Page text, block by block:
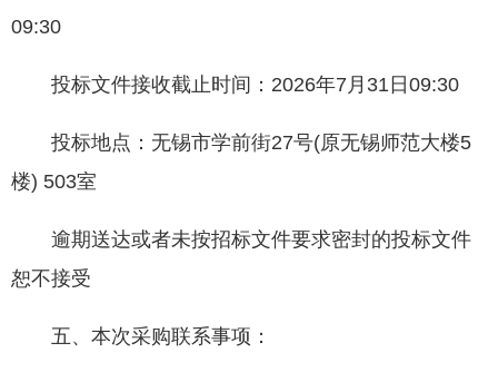
09:30
投标文件接收截止时间：2026年7月31日09:30
投标地点：无锡市学前街27号(原无锡师范大楼5
楼) 503室
逾期送达或者未按招标文件要求密封的投标文件
恕不接受
五、本次采购联系事项：